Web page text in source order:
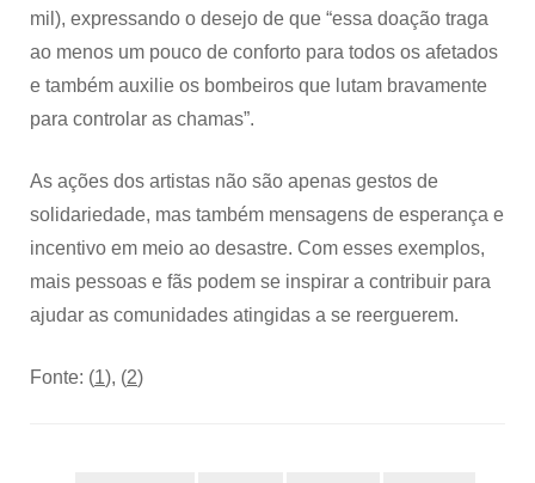
mil), expressando o desejo de que “essa doação traga
ao menos um pouco de conforto para todos os afetados
e também auxilie os bombeiros que lutam bravamente
para controlar as chamas”.
As ações dos artistas não são apenas gestos de
solidariedade, mas também mensagens de esperança e
incentivo em meio ao desastre. Com esses exemplos,
mais pessoas e fãs podem se inspirar a contribuir para
ajudar as comunidades atingidas a se reerguerem.
Fonte: (1), (2)